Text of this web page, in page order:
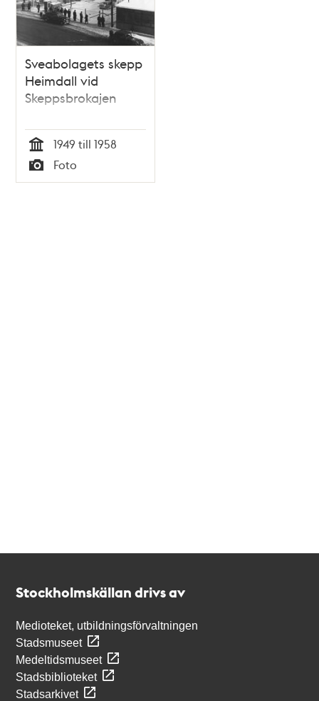
Sveabolagets skepp
Heimdall vid
Skeppsbrokajen
Tid
1949 till 1958
Typ
Foto
Stockholmskällan drivs av
Medioteket, utbildningsförvaltningen
Stadsmuseet
Medeltidsmuseet
Stadsbiblioteket
Stadsarkivet